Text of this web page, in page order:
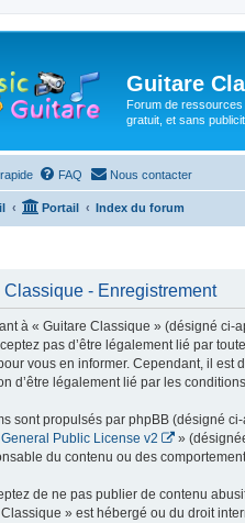
Guitare
Forum de
gratuit, et sans
FAQ Nous contacter
Portail Index du forum
Classique - Enregistrement
à « Guitare Classique » (désigné ci-
pas d’être légalement lié par
vous en informer. Cependant, il est
d’être légalement lié par les
sont propulsés par phpBB (désigné
Public License v2 »
du contenu ou des
de ne pas publier de contenu
» est hébergé ou du droit